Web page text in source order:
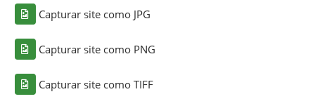
Capturar site como JPG
Capturar site como PNG
Capturar site como TIFF